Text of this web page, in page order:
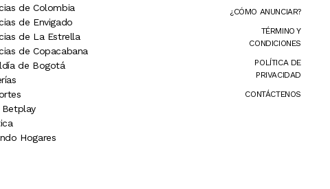
de Colombia
de Envigado
de La Estrella
de Copacabana
de Bogotá
Betplay
Hogares
¿CÓMO ANUNCIAR?
TÉRMINO Y
CONDICIONES
POLÍTICA DE
PRIVACIDAD
CONTÁCTENOS